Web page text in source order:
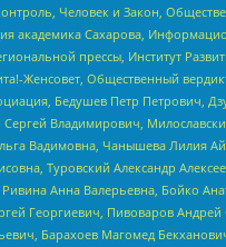
Человек и Закон,
академика Сахарова,
прессы, Институт
Женсовет, Общественный
Бедушев Петр Петрович,
Владимирович,
Вадимовна, Чанышева Лилия
Туровский Александр
Ривина Анна Валерьевна, Бойко
Георгиевич, Пивоваров Андрей
Барахоев Магомед